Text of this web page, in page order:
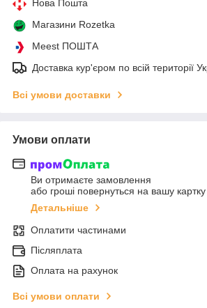
Нова Пошта
Магазини Rozetka
Meest ПОШТА
Доставка кур'єром по всій території
Всі умови доставки
Умови оплати
Ви отримаєте замовлення
або гроші повернуться на вашу картку
Детальніше
Оплатити частинами
Післяплата
Оплата на рахунок
Всі умови оплати